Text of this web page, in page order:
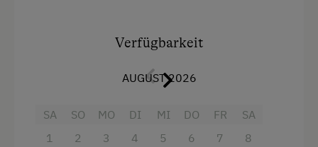
Haarföhn
Verfügbarkeit
AUGUST 2026
SA
1
SO
2
MO
3
DI
4
MI
5
DO
6
FR
7
SA
8